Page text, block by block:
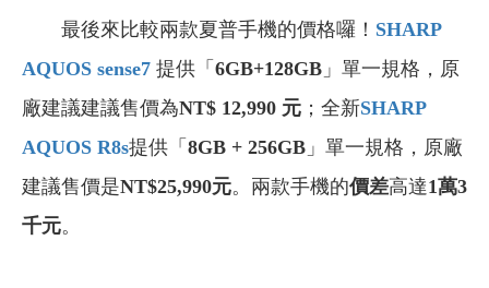
最後來比較兩款夏普手機的價格囉！ SHARP
AQUOS sense7 提供「 6GB+128GB 」單一規格，原
廠建議建議售價為NT$ 12,990 元 ；全新SHARP
AQUOS R8s提供「 8GB + 256GB 」單一規格，原廠
建議售價是NT$25,990元。兩款手機的價差高達1萬3
千元。